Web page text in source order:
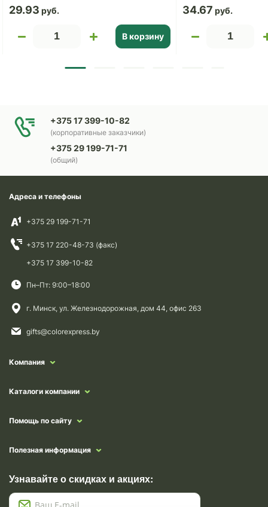
29.93
В корзину
34.67
+375 17 399-10-82
(корпоративные заказчики)
+375 29 199-71-71
(общий)
Адреса и телефоны
+375 29 199-71-71
+375 17 220-48-73 (факс)
+375 17 399-10-82
Пн–Пт: 9:00–18:00
г. Минск, ул. Железнодорожная, дом 44, офис 263
gifts@colorexpress.by
Компания
Каталоги компании
Помощь по сайту
Полезная информация
Узнавайте о скидках и акциях: